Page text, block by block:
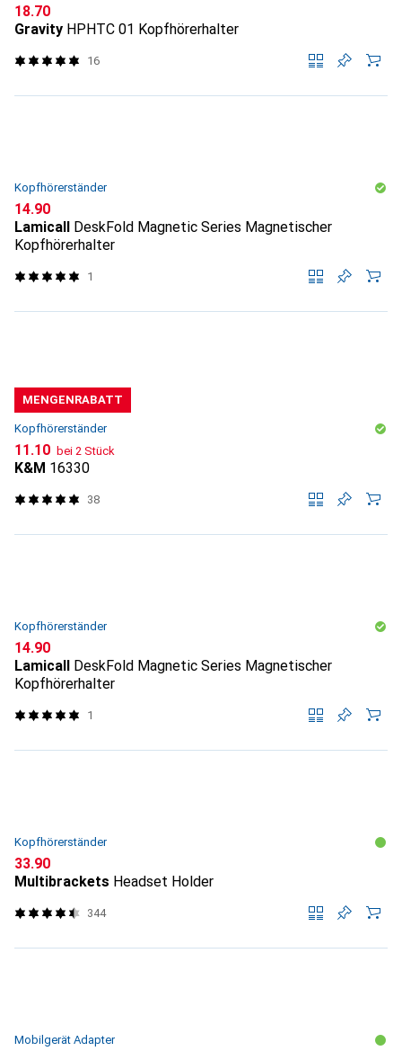
CHF
18.70
Gravity HPHTC 01 Kopfhörerhalter
16
Kopfhörerständer
CHF
14.90
Lamicall
DeskFold Magnetic Series Magnetischer
Kopfhörerhalter
1
MENGENRABATT
Kopfhörerständer
CHF
11.10 bei 2 Stück
K&M 16330
38
Kopfhörerständer
CHF
14.90
Lamicall
DeskFold Magnetic Series Magnetischer
Kopfhörerhalter
1
Kopfhörerständer
CHF
33.90
Multibrackets Headset Holder
344
Mobilgerät Adapter